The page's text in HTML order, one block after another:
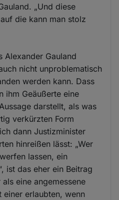
„Und diese
die kann man stolz
Alexander Gauland
nicht unproblematisch
werden kann. Dass
ihm Geäußerte eine
darstellt, als was
verkürzten Form
dann Justizminister
hinreißen lässt: „Wer
lassen, ein
ist das eher ein Beitrag
eine angemessene
einer erlaubten, wenn